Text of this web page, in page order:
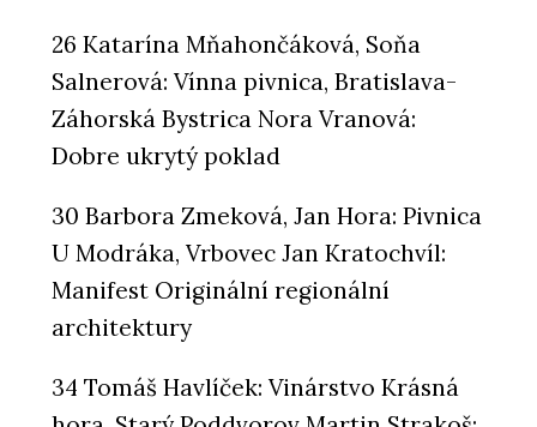
26 Katarína Mňahončáková, Soňa
Salnerová: Vínna pivnica, Bratislava-
Záhorská Bystrica Nora Vranová:
Dobre ukrytý poklad
30 Barbora Zmeková, Jan Hora: Pivnica
U Modráka, Vrbovec Jan Kratochvíl:
Manifest Originální regionální
architektury
34 Tomáš Havlíček: Vinárstvo Krásná